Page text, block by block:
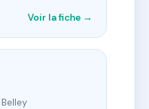
Voir la fiche →